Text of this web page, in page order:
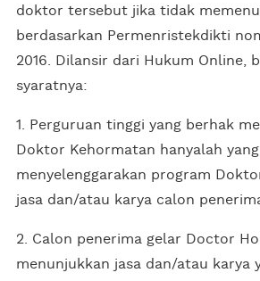
doktor tersebut jika tidak
berdasarkan Permenristekdikti
2016. Dilansir dari Hukum Online,
syaratnya:
1. Perguruan tinggi yang berhak
Doktor Kehormatan hanyalah yang
menyelenggarakan program
jasa dan/atau karya calon
2. Calon penerima gelar Doctor
menunjukkan jasa dan/atau karya